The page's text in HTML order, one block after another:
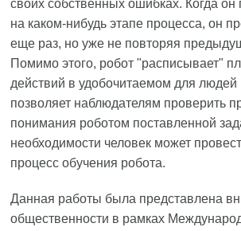
своих собственных ошибках. Когда он
на каком-нибудь этапе процесса, он
еще раз, но уже не повторяя
Помимо этого, робот "расписывает"
действий в удобочитаемом для людей
позволяет наблюдателям проверить
понимания роботом поставленной
необходимости человек может
процесс обучения робота.
Данная работы была представлена
общественности в рамках